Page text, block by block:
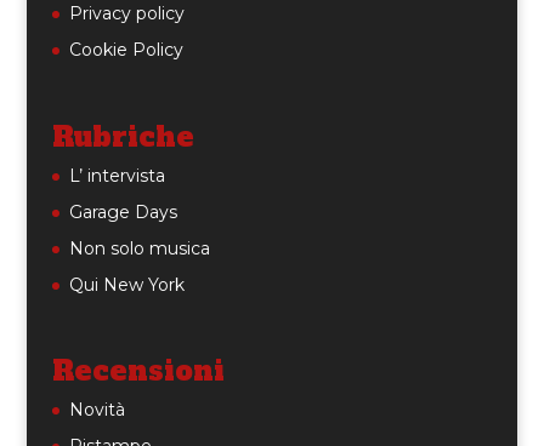
Privacy policy
Cookie Policy
Rubriche
L’ intervista
Garage Days
Non solo musica
Qui New York
Recensioni
Novità